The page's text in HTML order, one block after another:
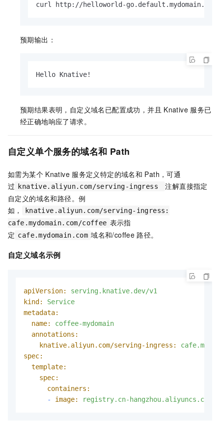
curl http://helloworld-go.default.mydomain.com
预期输出：
Hello Knative!
预期结果表明，自定义域名已配置成功，并且 Knative 服务已
经正确地响应了请求。
自定义单个服务的域名和 Path
如需为某个 Knative 服务定义特定的域名和 Path，可通
过
knative.aliyun.com/serving-ingress
注解直接指定
自定义的域名和路径。例
如，
knative.aliyun.com/serving-ingress:
cafe.mydomain.com/coffee 表示指
定 cafe.mydomain.com 域名和/coffee 路径。
自定义域名示例
apiVersion:
serving.knative.dev/v1
kind:
Service
metadata:
name:
coffee-mydomain
annotations:
knative.aliyun.com/serving-ingress:
spec:
template:
spec:
containers:
-
image: registry.cn-hangzhou.aliyuncs.com/